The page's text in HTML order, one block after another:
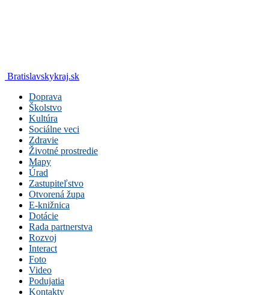
Bratislavskykraj.sk
Doprava
Školstvo
Kultúra
Sociálne veci
Zdravie
Životné prostredie
Mapy
Úrad
Zastupiteľstvo
Otvorená župa
E-knižnica
Dotácie
Rada partnerstva
Rozvoj
Interact
Foto
Video
Podujatia
Kontakty